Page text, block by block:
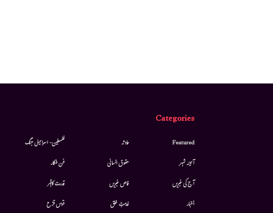
Categories
Featured
آئینہ شہر
آج کی خبریں
أخبار
حادثہ
حقوق انسانی
خاص خبریں
خدمتِ خلق
فلسطین- اسرائیل جنگ
فن فنکار
قدرت کاقہر
قوس قزح